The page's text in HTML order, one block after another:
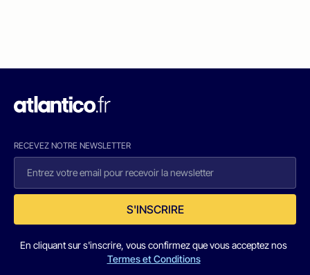
RECEVEZ NOTRE NEWSLETTER
S'INSCRIRE
En cliquant sur s'inscrire, vous confirmez que vous acceptez nos
Termes et Conditions